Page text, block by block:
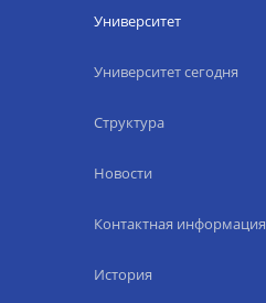
Университет
Университет сегодня
Структура
Новости
Контактная информация
История